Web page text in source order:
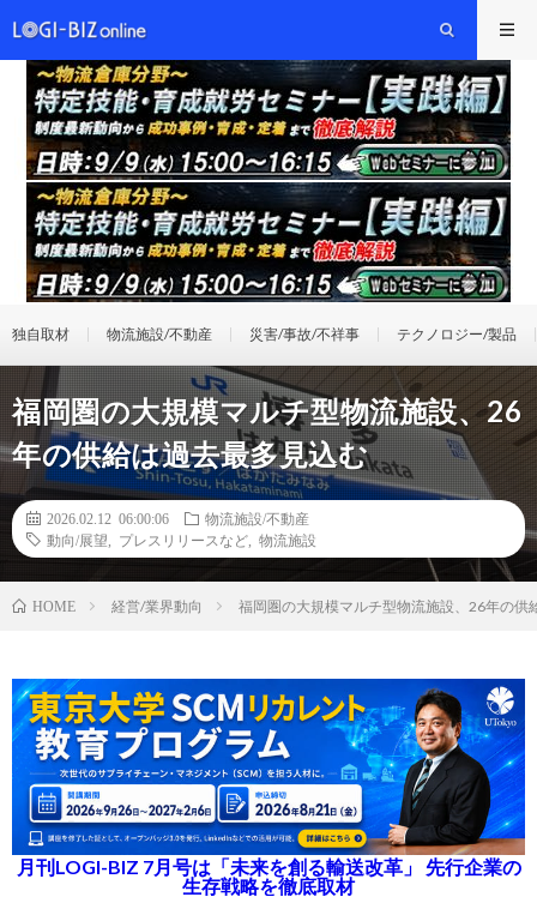
独自取材 物流施設/不動産 災害/事故/不祥事 テクノロジー/製品
福岡圏の大規模マルチ型物流施設、26
年の供給は過去最多見込む
2026.02.12 06:00:06
物流施設/不動産
動向/展望
プレスリリースなど 物流施設
HOME 経営/業界動向 福岡圏の大規模マルチ型物流施設、26年の供
月刊LOGI-BIZ 7月号は「未来を創る輸送改革」 先行企業の
生存戦略を徹底取材